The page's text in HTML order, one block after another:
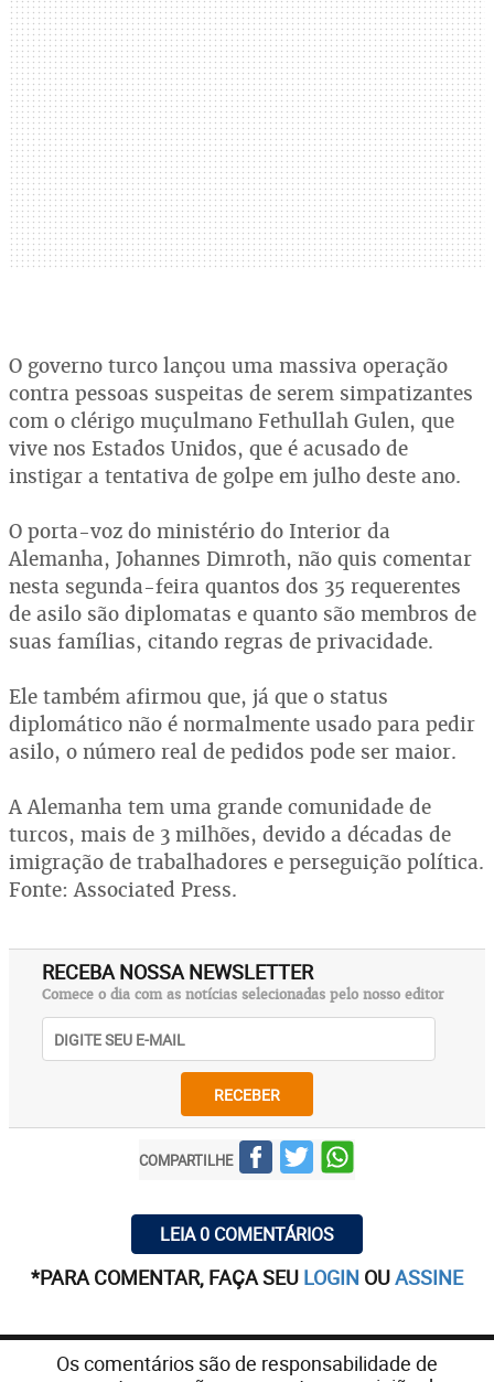
O governo turco lançou uma massiva operação
contra pessoas suspeitas de serem simpatizantes
com o clérigo muçulmano Fethullah Gulen, que
vive nos Estados Unidos, que é acusado de
instigar a tentativa de golpe em julho deste ano.
O porta-voz do ministério do Interior da
Alemanha, Johannes Dimroth, não quis comentar
nesta segunda-feira quantos dos 35 requerentes
de asilo são diplomatas e quanto são membros de
suas famílias, citando regras de privacidade.
Ele também afirmou que, já que o status
diplomático não é normalmente usado para pedir
asilo, o número real de pedidos pode ser maior.
A Alemanha tem uma grande comunidade de
turcos, mais de 3 milhões, devido a décadas de
imigração de trabalhadores e perseguição política.
Fonte: Associated Press.
RECEBA NOSSA NEWSLETTER
Comece o dia com as notícias selecionadas pelo nosso editor
RECEBER
COMPARTILHE
LEIA 0 COMENTÁRIOS
*PARA COMENTAR, FAÇA SEU LOGIN OUASSINE
Os comentários são de responsabilidade de